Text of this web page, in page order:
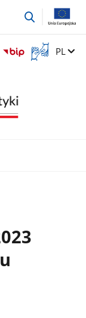
przejdź
Otwórz
okno
Zmień
PL